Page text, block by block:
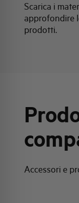
Scarica i
approfondire
prodotti.
Accessori e